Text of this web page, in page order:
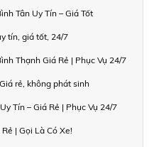
Tân Uy Tín – Giá Tốt
tín, giá tốt, 24/7
Thạnh Giá Rẻ | Phục Vụ 24/7
rẻ, không phát sinh
Tín – Giá Rẻ | Phục Vụ 24/7
| Gọi Là Có Xe!